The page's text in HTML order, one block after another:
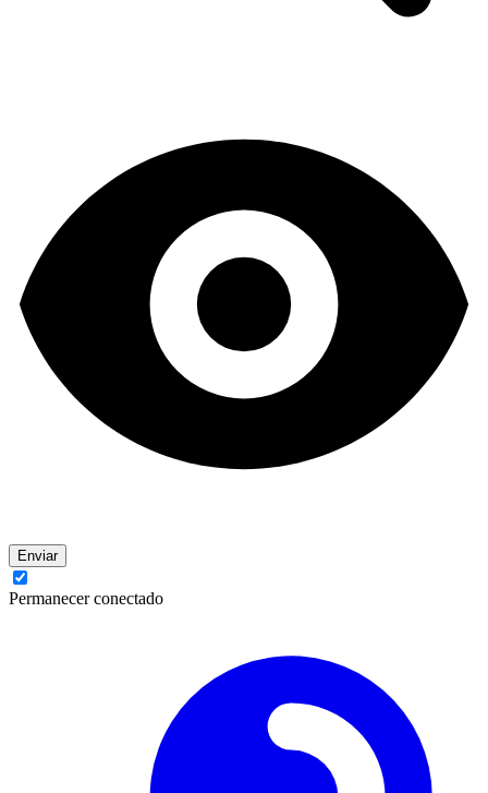
Enviar
Permanecer conectado